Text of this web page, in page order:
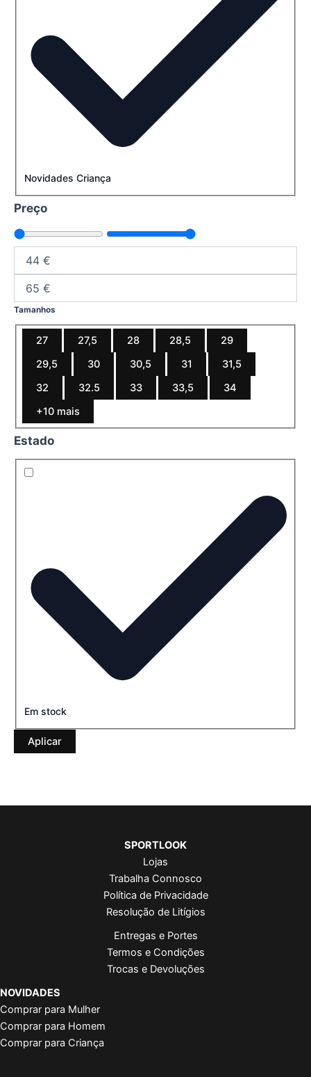
Novidades Criança
Preço
Tamanhos
27 27,5 28 28,5
29
29,5
30 30,5 31
31,5
32
32.5 33 33,5
34
+10 mais
Estado
Em stock
Aplicar
SPORTLOOK
Lojas
Trabalha Connosco
Política de Privacidade
Resolução de Litígios
Entregas e Portes
Termos e Condições
Trocas e Devoluções
NOVIDADES
Comprar para Mulher
Comprar para Homem
Comprar para Criança